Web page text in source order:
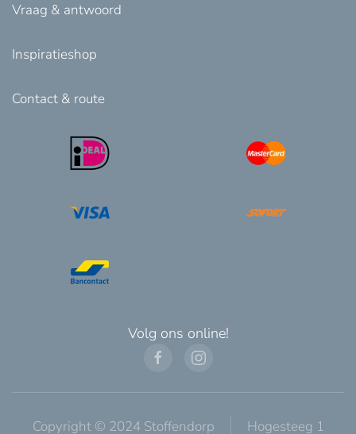
Vraag & antwoord
Inspiratieshop
Contact & route
Volg ons online!
Copyright © 2024 Stoffendorp Hogesteeg 1